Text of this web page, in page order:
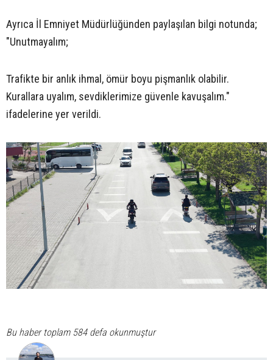
Ayrıca İl Emniyet Müdürlüğünden paylaşılan bilgi notunda;
"Unutmayalım;
Trafikte bir anlık ihmal, ömür boyu pişmanlık olabilir.
Kurallara uyalım, sevdiklerimize güvenle kavuşalım."
ifadelerine yer verildi.
Bu haber toplam 584 defa okunmuştur